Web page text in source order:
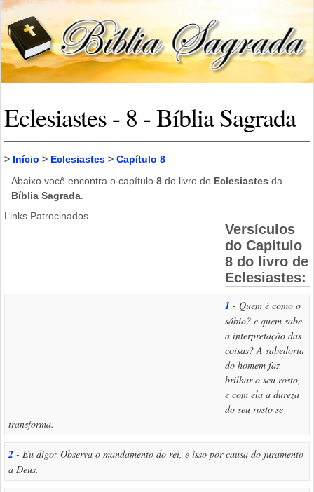
Eclesiastes - 8 - Bíblia Sagrada
> Início > Eclesiastes > Capítulo 8
Abaixo você encontra o capítulo 8 do livro de Eclesiastes da
Bíblia Sagrada
Links Patrocinados
Versículos
do Capítulo
8 do livro de
Eclesiastes:
1 - Quem é como o
sábio? e quem sabe
a interpretação das
coisas? A sabedoria
do homem faz
brilhar o seu rosto,
e com ela a dureza
do seu rosto se
transforma.
2 - Eu digo: Observa o mandamento do rei, e isso por causa do juramento
a Deus.